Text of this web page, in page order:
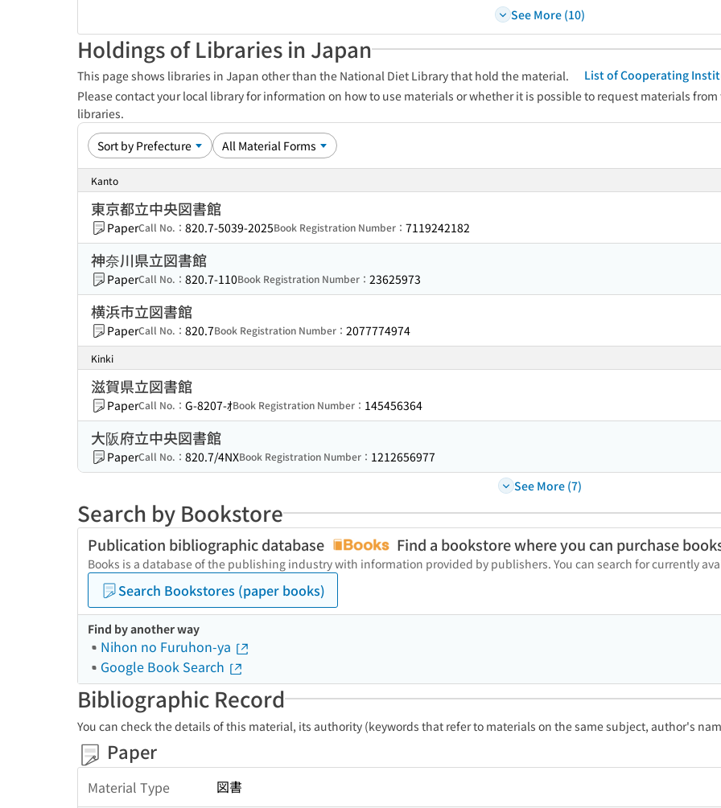
See More (10)
Holdings of Libraries in Japan
This page shows libraries in Japan other than the National Diet Library that hold the material.
List of Cooperating
Please contact your local library for information on how to use materials or whether it is possible to request materials
libraries.
Kanto
東京都立中央図書館
PaperCall No.： 820.7-5039-2025Book Registration Number： 7119242182
神奈川県立図書館
PaperCall No.： 820.7-110Book Registration Number： 23625973
横浜市立図書館
PaperCall No.： 820.7Book Registration Number： 2077774974
Kinki
滋賀県立図書館
PaperCall No.： G-8207-ｵBook Registration Number： 145456364
大阪府立中央図書館
PaperCall No.： 820.7/4NXBook Registration Number： 1212656977
See More (7)
Search by Bookstore
Publication bibliographic database Find a bookstore where you can purchase
Books is a database of the publishing industry with information provided by publishers. You can search for currently
Search Bookstores (paper books)
Find by another way
Nihon no Furuhon-ya
Google Book Search
Bibliographic Record
You can check the details of this material, its authority (keywords that refer to materials on the same subject, author's
Paper
Material Type 図書